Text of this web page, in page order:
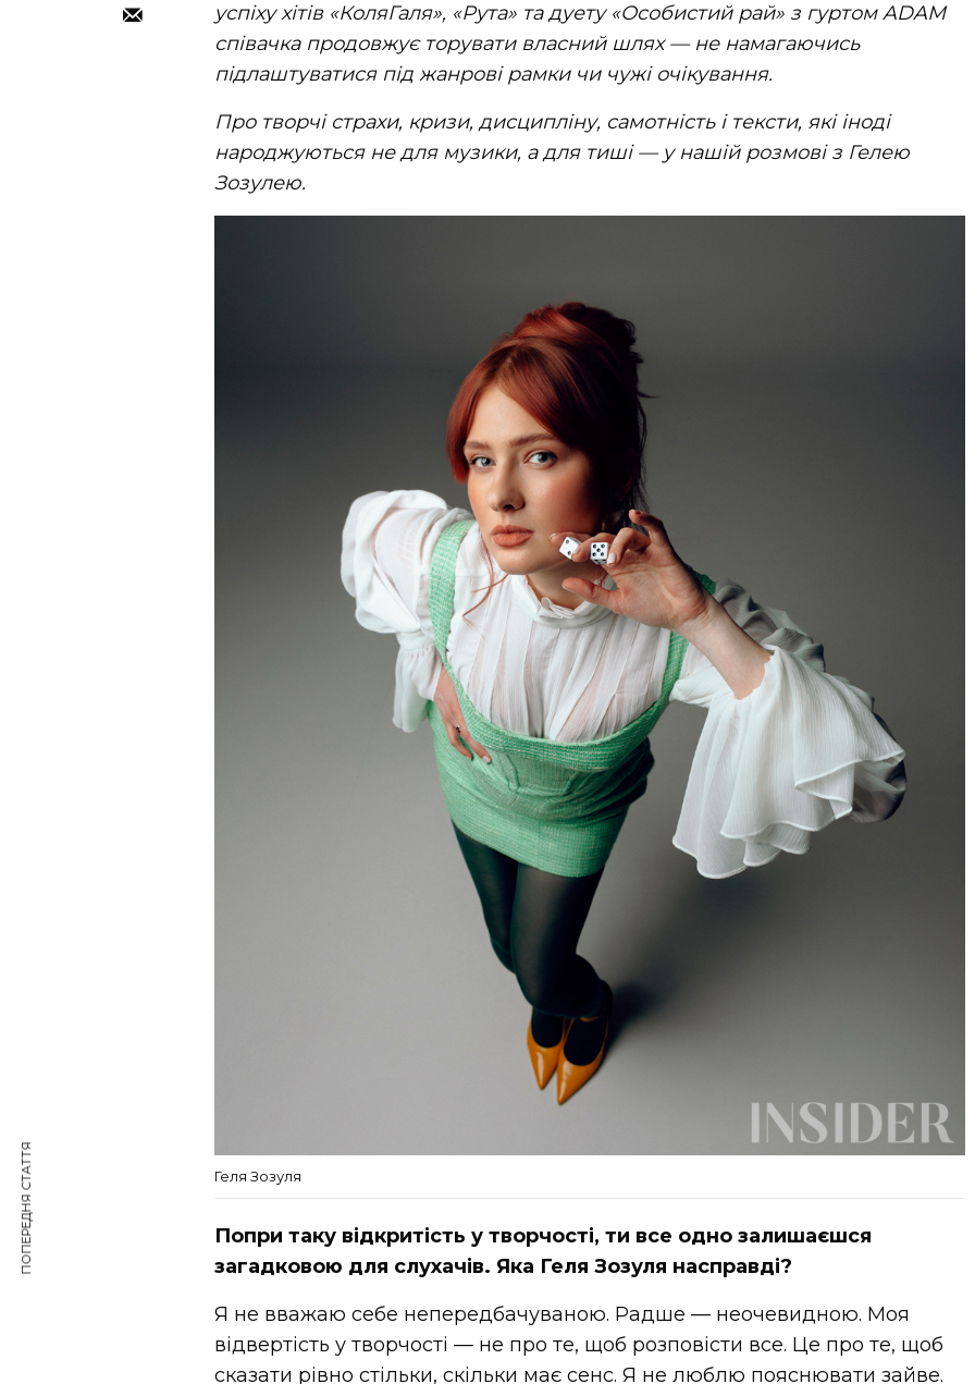
успіху хітів «КоляГаля», «Рута» та дуету «Особистий рай» з гуртом ADAM
співачка продовжує торувати власний шлях — не намагаючись
підлаштуватися під жанрові рамки чи чужі очікування.
Про творчі страхи, кризи, дисципліну, самотність і тексти, які іноді
народжуються не для музики, а для тиші — у нашій розмові з Гелею
Зозулею.
Геля Зозуля
Попри таку відкритість у творчості, ти все одно залишаєшся
загадковою для слухачів. Яка Геля Зозуля насправді?
Я не вважаю себе непередбачуваною. Радше — неочевидною. Моя
відвертість у творчості — не про те, щоб розповісти все. Це про те, щоб
сказати рівно стільки, скільки має сенс. Я не люблю пояснювати зайве.
ПОПЕРЕДНЯ СТАТТЯ